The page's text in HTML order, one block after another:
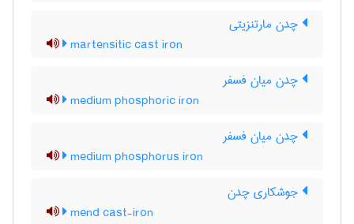
چدن مارتنزیتی
martensitic cast iron
چدن میان فسفر
medium phosphoric iron
چدن میان فسفر
medium phosphorus iron
جوشکاری چدن
mend cast-iron